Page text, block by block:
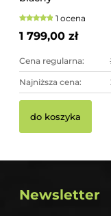
1 ocena
1 799,00 zł
Cena regularna:
Najniższa cena:
do koszyka
Newsletter